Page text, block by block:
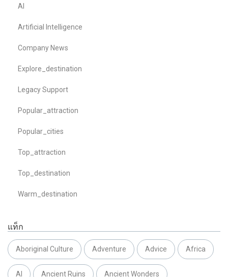
AI
Artificial Intelligence
Company News
Explore_destination
Legacy Support
Popular_attraction
Popular_cities
Top_attraction
Top_destination
Warm_destination
แท็ก
Aboriginal Culture Adventure Advice Africa
AI Ancient Ruins Ancient Wonders